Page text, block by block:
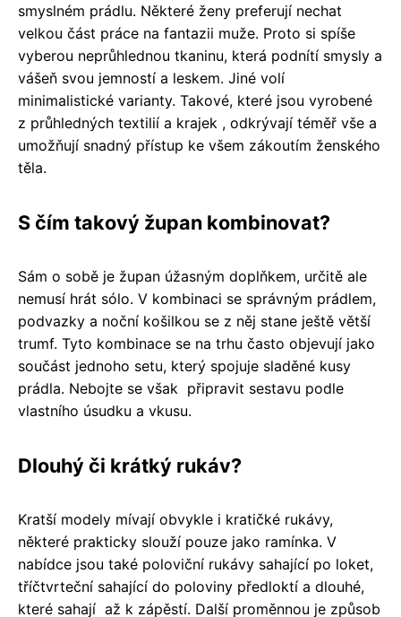
smyslném prádlu. Některé ženy preferují nechat
velkou část práce na fantazii muže. Proto si spíše
vyberou neprůhlednou tkaninu, která podnítí smysly a
vášeň svou jemností a leskem. Jiné volí
minimalistické varianty. Takové, které jsou vyrobené
z průhledných textilií a krajek , odkrývají téměř vše a
umožňují snadný přístup ke všem zákoutím ženského
těla.
S čím takový župan kombinovat?
Sám o sobě je župan úžasným doplňkem, určitě ale
nemusí hrát sólo. V kombinaci se správným prádlem,
podvazky a noční košilkou se z něj stane ještě větší
trumf. Tyto kombinace se na trhu často objevují jako
součást jednoho setu, který spojuje sladěné kusy
prádla. Nebojte se však připravit sestavu podle
vlastního úsudku a vkusu.
Dlouhý či krátký rukáv?
Kratší modely mívají obvykle i kratičké rukávy,
některé prakticky slouží pouze jako ramínka. V
nabídce jsou také poloviční rukávy sahající po loket,
tříčtvrteční sahající do poloviny předloktí a dlouhé,
které sahají až k zápěstí. Další proměnnou je způsob